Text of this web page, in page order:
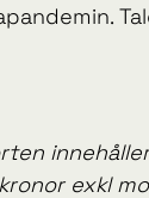
exkl